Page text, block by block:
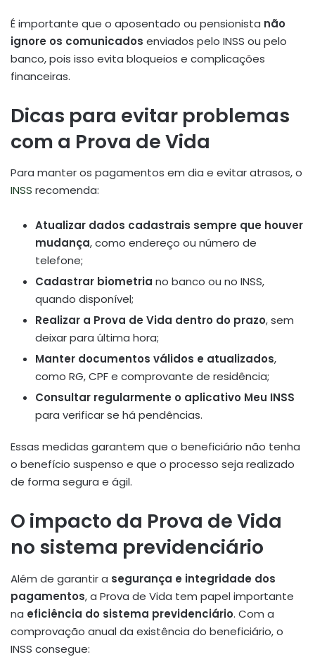
É importante que o aposentado ou pensionista não
ignore os comunicados enviados pelo INSS ou pelo
banco, pois isso evita bloqueios e complicações
financeiras.
Dicas para evitar problemas
com a Prova de Vida
Para manter os pagamentos em dia e evitar atrasos, o
INSS recomenda:
Atualizar dados cadastrais sempre que houver
mudança, como endereço ou número de
telefone;
Cadastrar biometria no banco ou no INSS,
quando disponível;
Realizar a Prova de Vida dentro do prazo, sem
deixar para última hora;
Manter documentos válidos e atualizados,
como RG, CPF e comprovante de residência;
Consultar regularmente o aplicativo Meu INSS
para verificar se há pendências.
Essas medidas garantem que o beneficiário não tenha
o benefício suspenso e que o processo seja realizado
de forma segura e ágil.
O impacto da Prova de Vida
no sistema previdenciário
Além de garantir a segurança e integridade dos
pagamentos, a Prova de Vida tem papel importante
na eficiência do sistema previdenciário. Com a
comprovação anual da existência do beneficiário, o
INSS consegue: